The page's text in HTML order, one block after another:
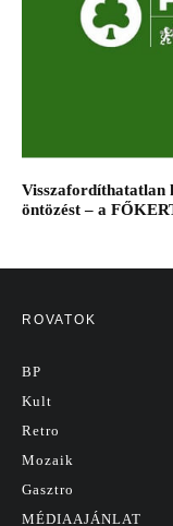
Visszafordíthatatlan
öntözést – a
ROVATOK
BP
Kult
Retro
Mozaik
Gasztro
MÉDIAAJÁNLAT